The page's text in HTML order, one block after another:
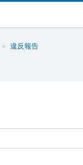
違反報告